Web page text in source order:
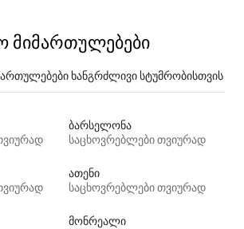
მიმართულებები
ხანგრძლივი სტუმრობისთვის
ბარსელონა
საცხოვრებლები თვიურად
ათენი
საცხოვრებლები თვიურად
მონრეალი